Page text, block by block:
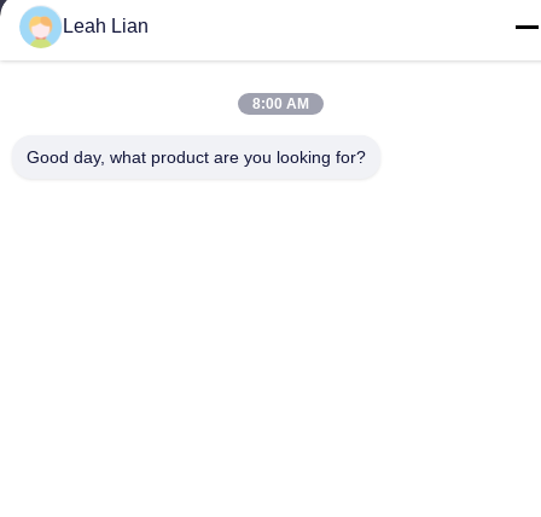
工場住所
第72号 ユンジュン道路 武峰村 崇武町 泉州市 福建市
86-592-5175705
Leah Lian
8:00 AM
Good day, what product are you looking for?